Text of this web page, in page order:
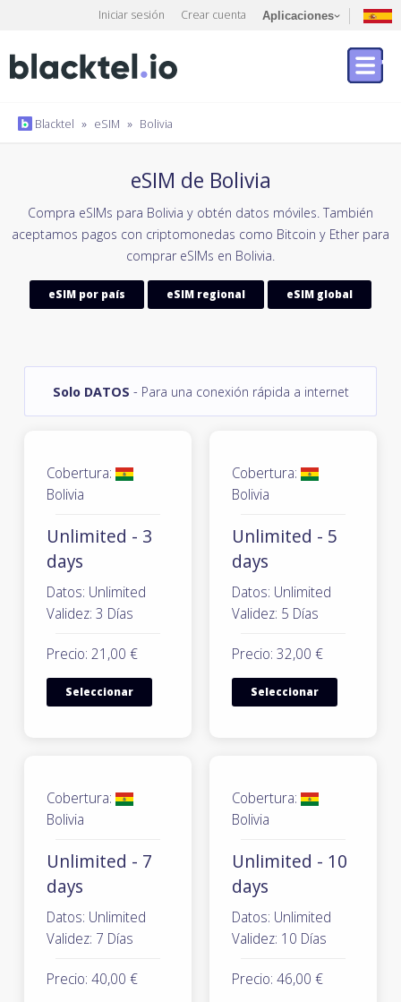
Iniciar sesión Crear cuenta Aplicaciones
Blacktel » eSIM » Bolivia
eSIM de Bolivia
Compra eSIMs para Bolivia y obtén datos móviles. También
aceptamos pagos con criptomonedas como Bitcoin y Ether para
comprar eSIMs en Bolivia.
eSIM por país eSIM regional eSIM global
Solo DATOS - Para una conexión rápida a internet
Cobertura:
Bolivia
Unlimited - 3
days
Datos: Unlimited
Validez: 3 Días
Precio: 21,00 €
Seleccionar
Cobertura:
Bolivia
Unlimited - 5
days
Datos: Unlimited
Validez: 5 Días
Precio: 32,00 €
Seleccionar
Cobertura:
Bolivia
Unlimited - 7
days
Datos: Unlimited
Validez: 7 Días
Precio: 40,00 €
Cobertura:
Bolivia
Unlimited - 10
days
Datos: Unlimited
Validez: 10 Días
Precio: 46,00 €